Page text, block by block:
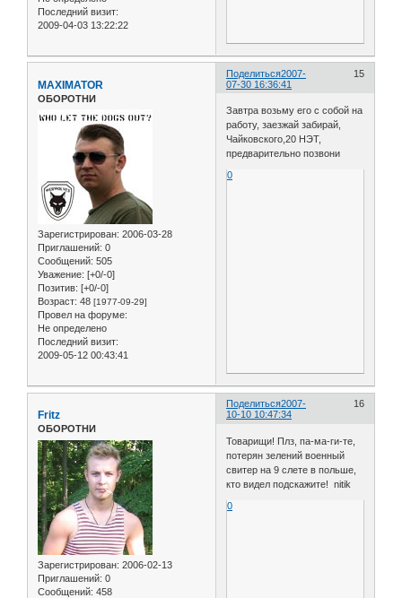
Последний визит:
2009-04-03 13:22:22
Поделиться 15
2007-
07-30 16:36:41
MAXIMATOR
ОБОРОТНИ
Зарегистрирован: 2006-03-28
Приглашений: 0
Сообщений: 505
Уважение: [+0/-0]
Позитив: [+0/-0]
Возраст: 48 [1977-09-29]
Провел на форуме:
Не определено
Последний визит:
2009-05-12 00:43:41
Завтра возьму его с собой на
работу, заезжай забирай,
Чайковского,20 НЭТ,
предварительно позвони
0
Поделиться 16
2007-
10-10 10:47:34
Fritz
ОБОРОТНИ
Зарегистрирован: 2006-02-13
Приглашений: 0
Сообщений: 458
Товарищи! Плз, па-ма-ги-те,
потерян зелений военный
свитер на 9 слете в польше,
кто видел подскажите! nitik
0